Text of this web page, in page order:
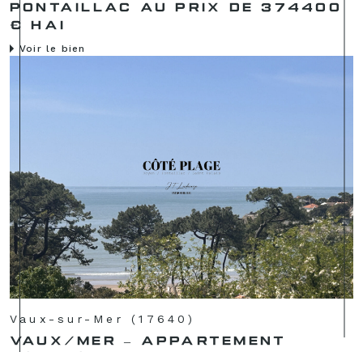
PONTAILLAC AU PRIX DE 374400
€ HAI
Voir le bien
Vaux-sur-Mer (17640)
VAUX/MER – APPARTEMENT